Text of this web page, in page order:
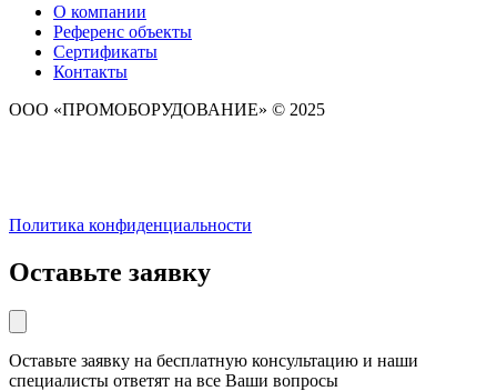
О компании
Референс объекты
Сертификаты
Контакты
ООО «ПРОМОБОРУДОВАНИЕ» © 2025
Политика конфиденциальности
Оставьте заявку
Оставьте заявку на бесплатную консультацию и наши
специалисты ответят на все Ваши вопросы